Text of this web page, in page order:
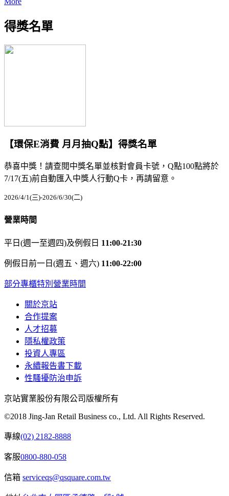
得獎名單
【環保E消費 月月抽Q點】得獎名單
恭喜中獎！請查閱中獎名單並核對會員卡號，Q點100點將於
7/17(五)前自動匯入中獎人行動Q卡，再請留意。
2026/4/1(三)-2026/6/30(二)
營業時間
平日(週一至週四)及例假日 11:00-21:30
例假日前一日(週五、週六) 11:00-22:00
部分專櫃特別營業時間
關於京站
合作提案
人才招募
隱私權政策
投資人專區
永續報告書下載
性騷擾防治申訴
京站實業股份有限公司版權所有
©2018 Jing-Jan Retail Business co., Ltd. All Rights Reserved.
專線(02) 2182-8888
客服0800-880-058
信箱 serviceqs@qsquare.com.tw